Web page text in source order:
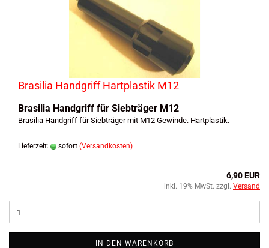
Brasilia Handgriff Hartplastik M12
Brasilia Handgriff für Siebträger M12
Brasilia Handgriff für Siebträger mit M12 Gewinde. Hartplastik.
Lieferzeit: sofort (Versandkosten)
6,90 EUR
inkl. 19% MwSt. zzgl. Versand
IN DEN WARENKORB